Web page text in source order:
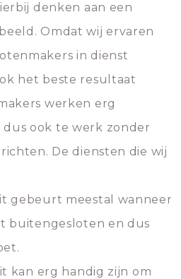
denken aan een
Omdat wij ervaren
in dienst
het beste resultaat
werken erg
ook te werk zonder
De diensten die wij
gebeurt meestal wanneer
buitengesloten en dus
kan erg handig zijn om